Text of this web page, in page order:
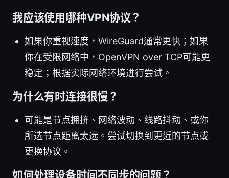
我应该使用哪种VPN协议？
如果你重视速度，WireGuard通常更快；如果
你在受限网络中，OpenVPN over TCP可能更
稳定；根据实际网络环境进行尝试。
为什么有时连接很慢？
可能是节点拥挤、网络波动、线路抖动、或你
所选节点距离太远。尝试切换到更近的节点或
更换协议。
如何处理设备时间不同步的问题？